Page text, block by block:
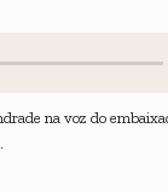
na voz do